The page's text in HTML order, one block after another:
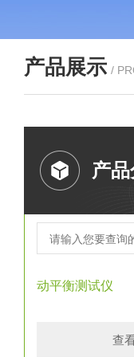
产品展示 /
产
动平衡测试仪
查